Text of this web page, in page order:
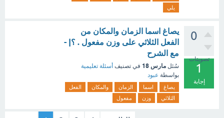
يلي
0
تصويتات
1
إجابة
يصاغ اسما الزمان والمكان من
الفعل الثلاثي على وزن مفعول . ؟| -
مع الشرح
سُئل مارس 18 في تصنيف أسئلة تعليمية
بواسطة عبود
يصاغ اسما الزمان والمكان
الفعل
الثلاثي
وزن مفعول